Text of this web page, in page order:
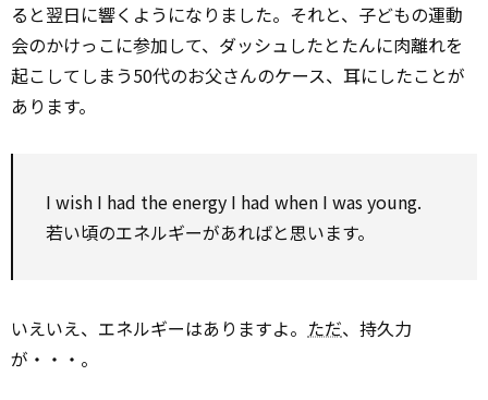
ると翌日に響くようになりました。それと、子どもの運動
会のかけっこに参加して、ダッシュしたとたんに肉離れを
起こしてしまう50代のお父さんのケース、耳にしたことが
あります。
I wish I had the energy I had when I was young.
若い頃のエネルギーがあればと思います。
いえいえ、エネルギーはありますよ。 ただ、持久力
が・・・。